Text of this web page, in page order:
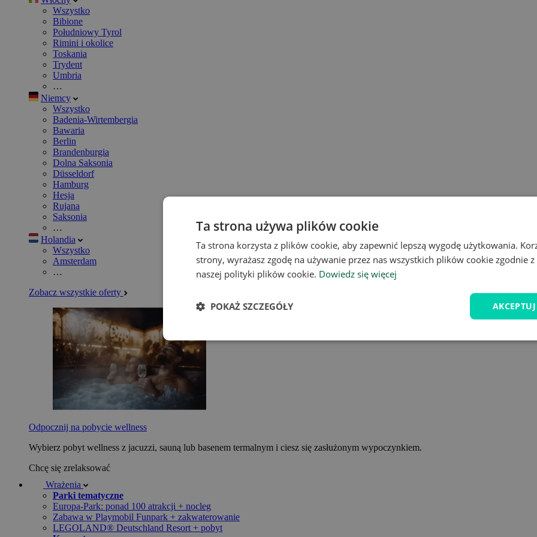
Wszystko
Bibione
Południowy Tyrol
Rimini i okolice
Toskania
Trydent
Umbria
…
Niemcy
Wszystko
Badenia-Wirtembergia
Bawaria
Berlin
Brandenburgia
Dolna Saksonia
Düsseldorf
Hamburg
Hesja
Rujana
Saksonia
…
Holandia
Wszystko
Amsterdam
…
Zobacz wszystkie oferty
Odpocznij na pobycie wellness
Wybierz pobyt wellness z jacuzzi, sauną lub basenem termalnym i ciesz się zasłużonym wypoczynkiem.
Chcę się zrelaksować
Wrażenia
Parki tematyczne
Europa-Park: ponad 100 atrakcji + nocleg
Zabawa w Playmobil Funpark + zakwaterowanie
LEGOLAND® Deutschland Resort + pobyt
Ta strona używa plików cookie
Ta strona korzysta z plików cookie, aby zapewnić lepszą wygodę użytkowania.
strony, wyrażasz zgodę na używanie przez nas wszystkich plików cookie zgodnie
naszej polityki plików cookie. Dowiedz się więcej
POKAŻ SZCZEGÓŁY